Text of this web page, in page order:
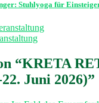
Stuhlyoga für
“KRETA
Juni 2026)”